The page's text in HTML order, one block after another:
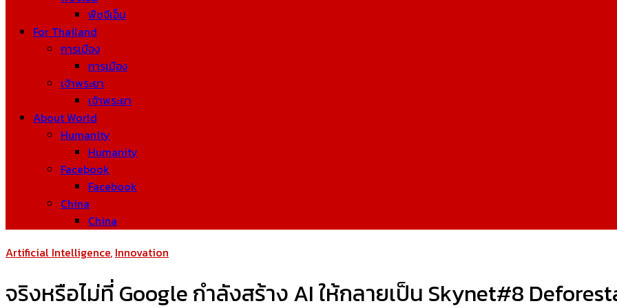
พืชจีเอ็ม
For Thailand
การเมือง
การเมือง
เจ้าพระยา
เจ้าพระยา
About World
Humanity
Humanity
Facebook
Facebook
China
China
Artificial Intelligence, Innovation
จริงหรือไม่ที่ Google กำลังสร้าง AI ให้กลายเป็น Skynet#8